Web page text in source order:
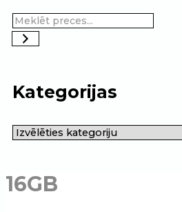
Kategorijas
16GB